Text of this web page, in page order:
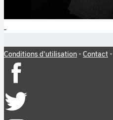
Conditions d'utilisation - Contact -